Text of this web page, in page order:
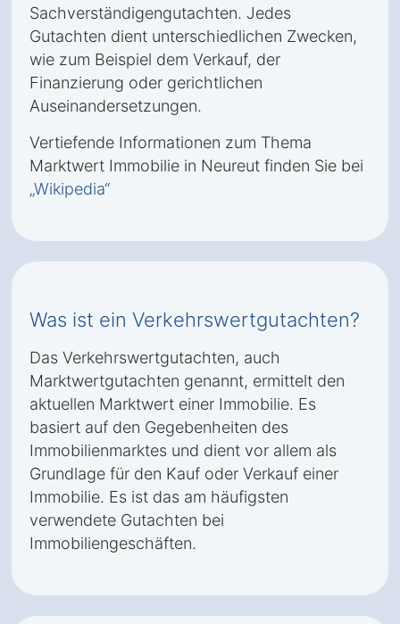
Sachverständigengutachten. Jedes
Gutachten dient unterschiedlichen Zwecken,
wie zum Beispiel dem Verkauf, der
Finanzierung oder gerichtlichen
Auseinandersetzungen.
Vertiefende Informationen zum Thema
Marktwert Immobilie in Neureut finden Sie bei
„Wikipedia“
Was ist ein Verkehrswertgutachten?
Das Verkehrswertgutachten, auch
Marktwertgutachten genannt, ermittelt den
aktuellen Marktwert einer Immobilie. Es
basiert auf den Gegebenheiten des
Immobilienmarktes und dient vor allem als
Grundlage für den Kauf oder Verkauf einer
Immobilie. Es ist das am häufigsten
verwendete Gutachten bei
Immobiliengeschäften.